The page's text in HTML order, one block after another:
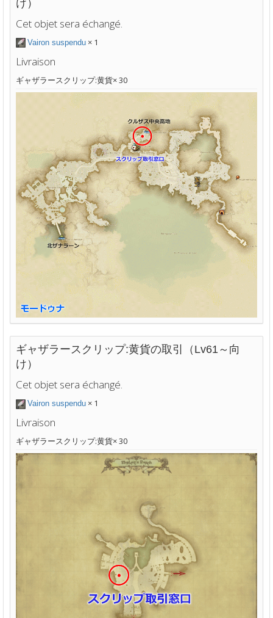
け）
Cet objet sera échangé.
Vairon suspendu × 1
Livraison
ギャザラースクリップ:黄貨× 30
ギャザラースクリップ:黄貨の取引（Lv61～向
け）
Cet objet sera échangé.
Vairon suspendu × 1
Livraison
ギャザラースクリップ:黄貨× 30